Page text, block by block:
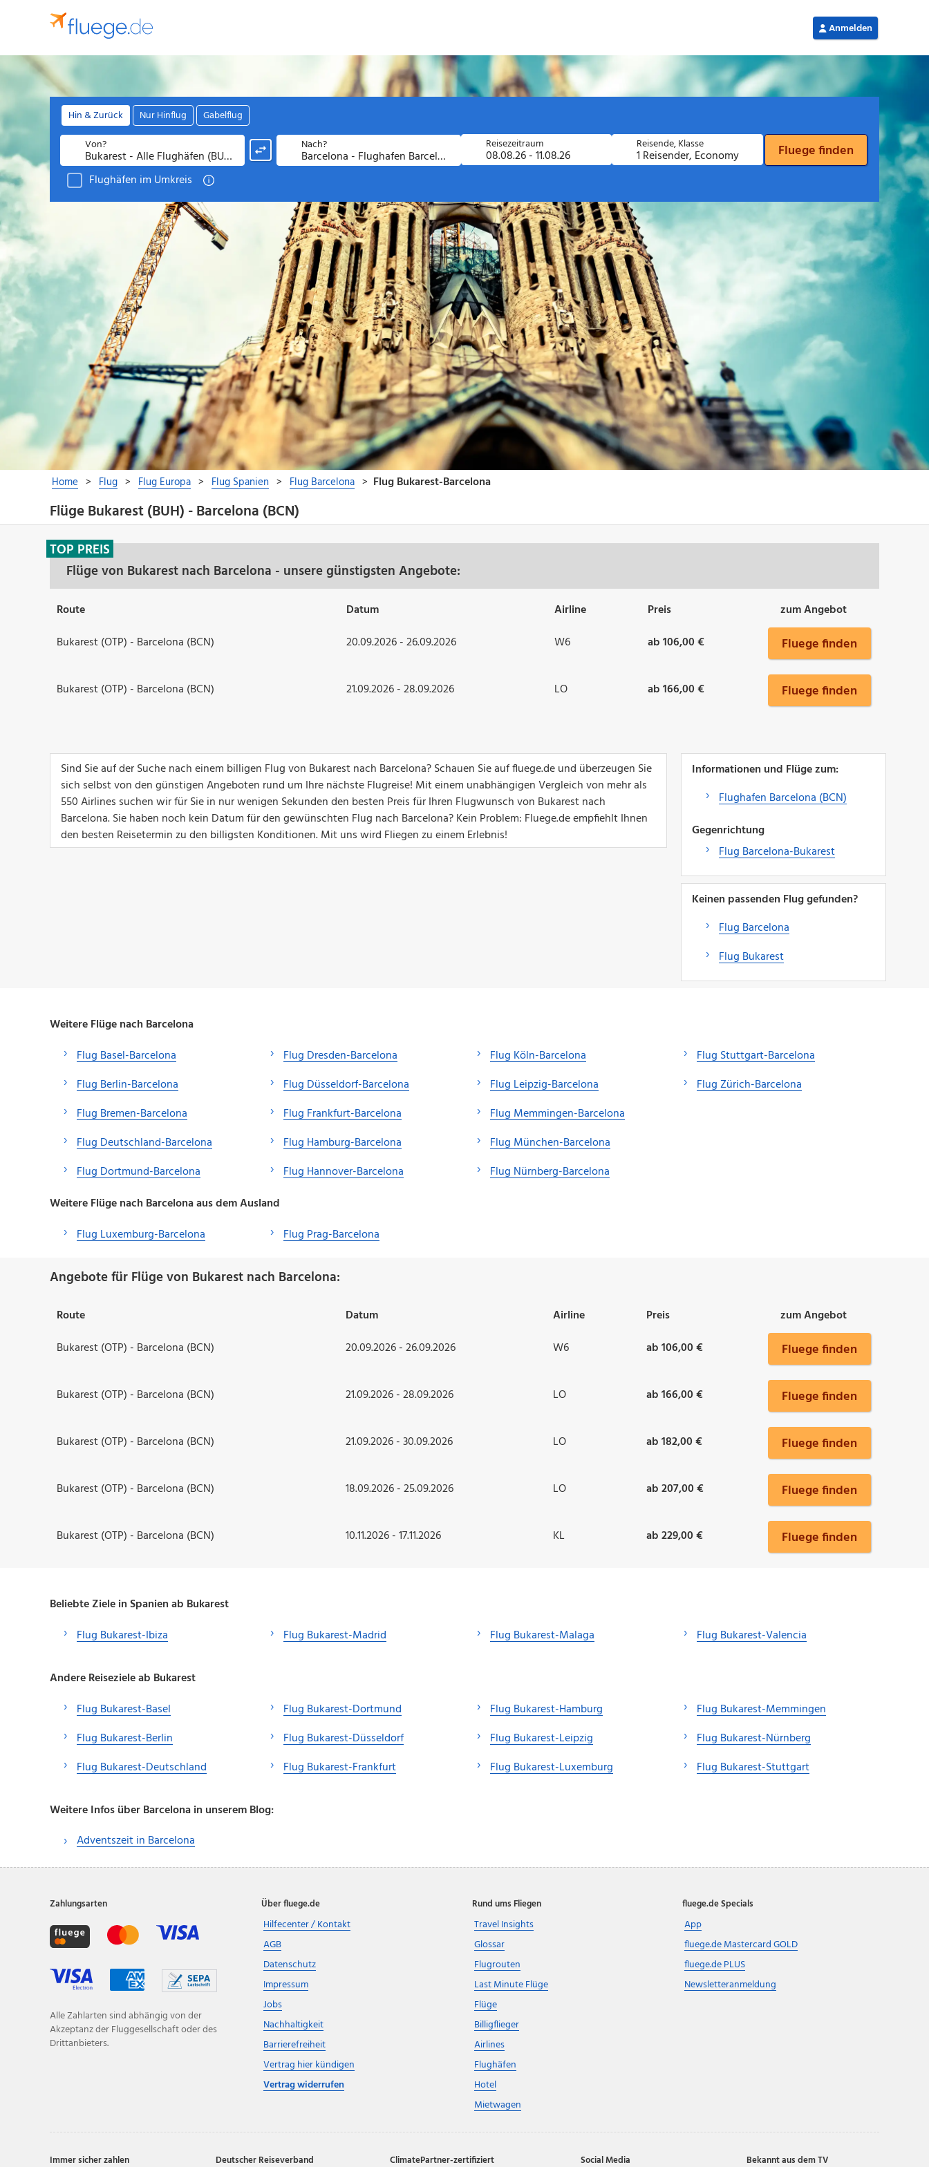
Flüge Bukarest (BUH) - Barcelona (BCN)
Flüge von Bukarest nach Barcelona - unsere günstigsten Angebote:
TOP PREIS
Route Datum Airline Preis
zum Angebot
Bukarest (OTP) - Barcelona (BCN)
20.09.2026 - 26.09.2026 W6 ab 106,00 € Fluege finden
Bukarest (OTP) - Barcelona (BCN) 21.09.2026 - 28.09.2026 LO ab 166,00 € Fluege finden
Sind Sie auf der Suche nach einem billigen Flug von Bukarest nach Barcelona? Schauen Sie auf fluege.de und überzeugen Sie
sich selbst von den günstigen Angeboten rund um Ihre nächste Flugreise! Mit einem unabhängigen Vergleich von mehr als
550 Airlines suchen wir für Sie in nur wenigen Sekunden den besten Preis für Ihren Flugwunsch von Bukarest nach
Barcelona. Sie haben noch kein Datum für den gewünschten Flug nach Barcelona? Kein Problem: Fluege.de empfiehlt Ihnen
den besten Reisetermin zu den billigsten Konditionen. Mit uns wird Fliegen zu einem Erlebnis!
Informationen und Flüge zum:
Flughafen Barcelona (BCN)
Gegenrichtung
Flug Barcelona-Bukarest
Keinen passenden Flug gefunden?
Flug Barcelona
Flug Bukarest
Weitere Flüge nach Barcelona
Flug Basel-Barcelona
Flug Berlin-Barcelona
Flug Bremen-Barcelona
Flug Deutschland-Barcelona
Flug Dortmund-Barcelona
Flug Dresden-Barcelona
Flug Düsseldorf-Barcelona
Flug Frankfurt-Barcelona
Flug Hamburg-Barcelona
Flug Hannover-Barcelona
Flug Köln-Barcelona
Flug Leipzig-Barcelona
Flug Memmingen-Barcelona
Flug München-Barcelona
Flug Nürnberg-Barcelona
Flug Stuttgart-Barcelona
Flug Zürich-Barcelona
Weitere Flüge nach Barcelona aus dem Ausland
Flug Luxemburg-Barcelona
Flug Prag-Barcelona
Angebote für Flüge von Bukarest nach Barcelona:
Route Datum Airline Preis
zum Angebot
Bukarest (OTP) - Barcelona (BCN)
20.09.2026 - 26.09.2026 W6 ab 106,00 € Fluege finden
Bukarest (OTP) - Barcelona (BCN) 21.09.2026 - 28.09.2026 LO ab 166,00 € Fluege finden
Bukarest (OTP) - Barcelona (BCN) 21.09.2026 - 30.09.2026 LO ab 182,00 € Fluege finden
Bukarest (OTP) - Barcelona (BCN) 18.09.2026 - 25.09.2026 LO ab 207,00 € Fluege finden
Bukarest (OTP) - Barcelona (BCN) 10.11.2026 - 17.11.2026 KL ab 229,00 € Fluege finden
Beliebte Ziele in Spanien ab Bukarest
Flug Bukarest-Ibiza
Flug Bukarest-Madrid Flug Bukarest-Malaga Flug Bukarest-Valencia
Andere Reiseziele ab Bukarest
Flug Bukarest-Basel
Flug Bukarest-Berlin
Flug Bukarest-Deutschland
Flug Bukarest-Dortmund
Flug Bukarest-Düsseldorf
Flug Bukarest-Frankfurt
Flug Bukarest-Hamburg
Flug Bukarest-Leipzig
Flug Bukarest-Luxemburg
Flug Bukarest-Memmingen
Flug Bukarest-Nürnberg
Flug Bukarest-Stuttgart
Weitere Infos über Barcelona in unserem Blog:
Adventszeit in Barcelona